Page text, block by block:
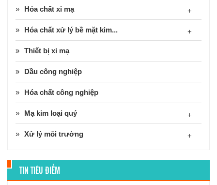
Hóa chất xi mạ +
Hóa chất xử lý bề mặt kim... +
Thiết bị xi mạ
Dầu công nghiệp
Hóa chất công nghiệp
Mạ kim loại quý +
Xử lý môi trường +
TIN TIÊU ĐIỂM